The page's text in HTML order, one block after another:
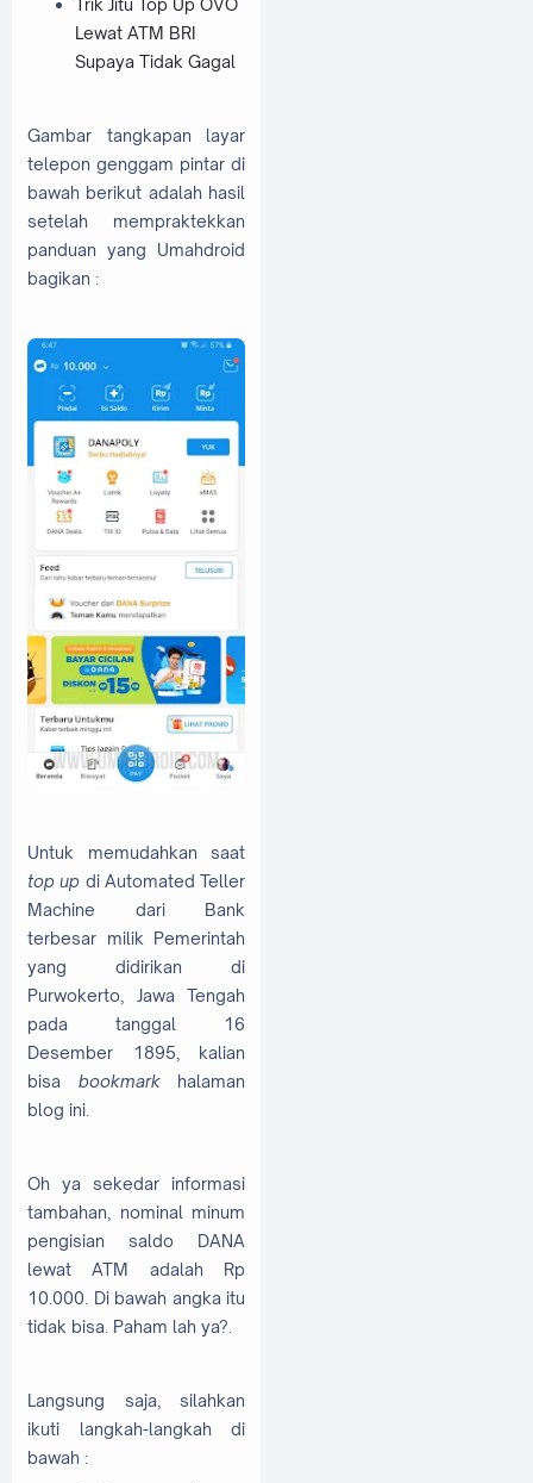
Trik Jitu Top Up OVO
Lewat ATM BRI
Supaya Tidak Gagal
Gambar tangkapan layar
telepon genggam pintar di
bawah berikut adalah hasil
setelah mempraktekkan
panduan yang Umahdroid
bagikan :
Untuk memudahkan saat
top up di Automated Teller
Machine dari Bank
terbesar milik Pemerintah
yang didirikan di
Purwokerto, Jawa Tengah
pada tanggal 16
Desember 1895, kalian
bisa bookmarkhalaman
blog ini.
Oh ya sekedar informasi
tambahan, nominal minum
pengisian saldo DANA
lewat ATM adalah Rp
10.000. Di bawah angka itu
tidak bisa. Paham lah ya?.
Langsung saja, silahkan
ikuti langkah-langkah di
bawah :